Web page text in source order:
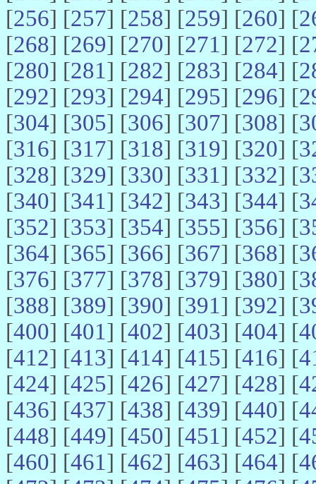
[256] [257] [258] [259] [260] [
[268] [269] [270] [271] [272] [
[280] [281] [282] [283] [284] [
[292] [293] [294] [295] [296] [
[304] [305] [306] [307] [308] [
[316] [317] [318] [319] [320] [
[328] [329] [330] [331] [332] [
[340] [341] [342] [343] [344] [
[352] [353] [354] [355] [356] [
[364] [365] [366] [367] [368] [
[376] [377] [378] [379] [380] [
[388] [389] [390] [391] [392] [
[400] [401] [402] [403] [404] [
[412] [413] [414] [415] [416] [
[424] [425] [426] [427] [428] [
[436] [437] [438] [439] [440] [
[448] [449] [450] [451] [452] [
[460] [461] [462] [463] [464] [